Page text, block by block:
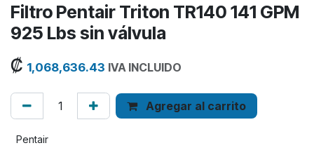
Filtro Pentair Triton TR140 141 GPM
925 Lbs sin válvula
₡ 1,068,636.43 IVA INCLUIDO
Agregar al carrito
Pentair